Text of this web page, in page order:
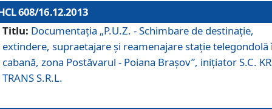
608/16.12.2013
Titlu: Documentaţia „P.U.Z. - Schimbare de destinaţie,
extindere, supraetajare şi reamenajare staţie telegondolă
cabană, zona Postăvarul - Poiana Braşov”, iniţiator S.C.
TRANS S.R.L.